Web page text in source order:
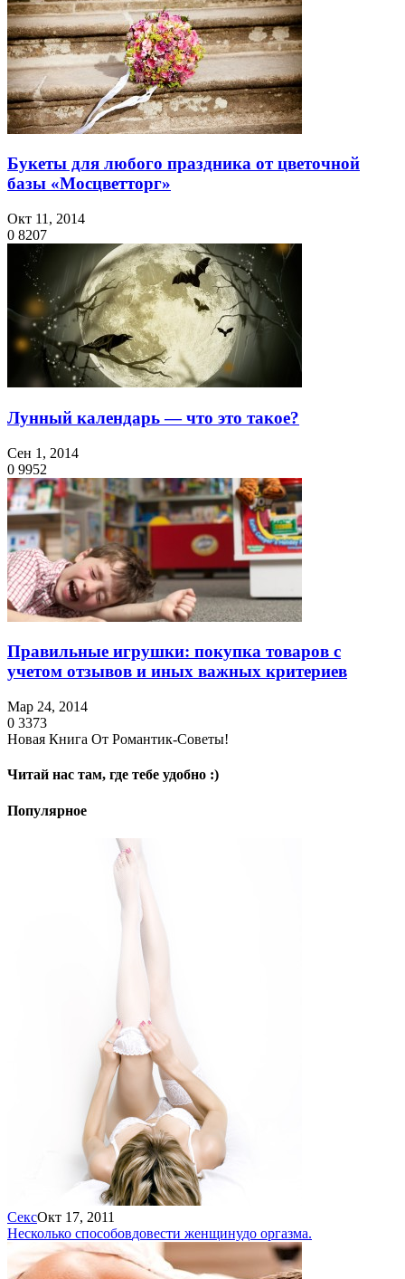
Букеты для любого праздника от цветочной
базы «Мосцветторг»
Окт 11, 2014
0 8207
Лунный календарь — что это такое?
Сен 1, 2014
0 9952
Правильные игрушки: покупка товаров с
учетом отзывов и иных важных критериев
Мар 24, 2014
0 3373
Новая Книга От Романтик-Советы!
Читай нас там, где тебе удобно :)
Популярное
СексОкт 17, 2011
Несколько способовдовести женщинудо оргазма.